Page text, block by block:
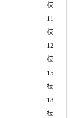
枝
11
枝
12
枝
15
枝
18
枝